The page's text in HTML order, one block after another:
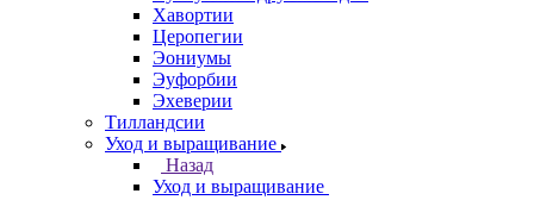
Хавортии
Церопегии
Эониумы
Эуфорбии
Эхеверии
Тилландсии
Уход и выращивание
Назад
Уход и выращивание